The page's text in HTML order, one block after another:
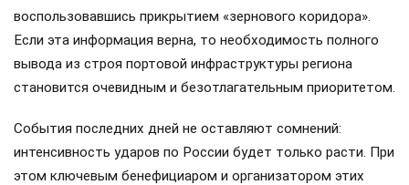
воспользовавшись прикрытием «зернового коридора».
Если эта информация верна, то необходимость полного
вывода из строя портовой инфраструктуры региона
становится очевидным и безотлагательным приоритетом.
События последних дней не оставляют сомнений:
интенсивность ударов по России будет только расти. При
этом ключевым бенефициаром и организатором этих